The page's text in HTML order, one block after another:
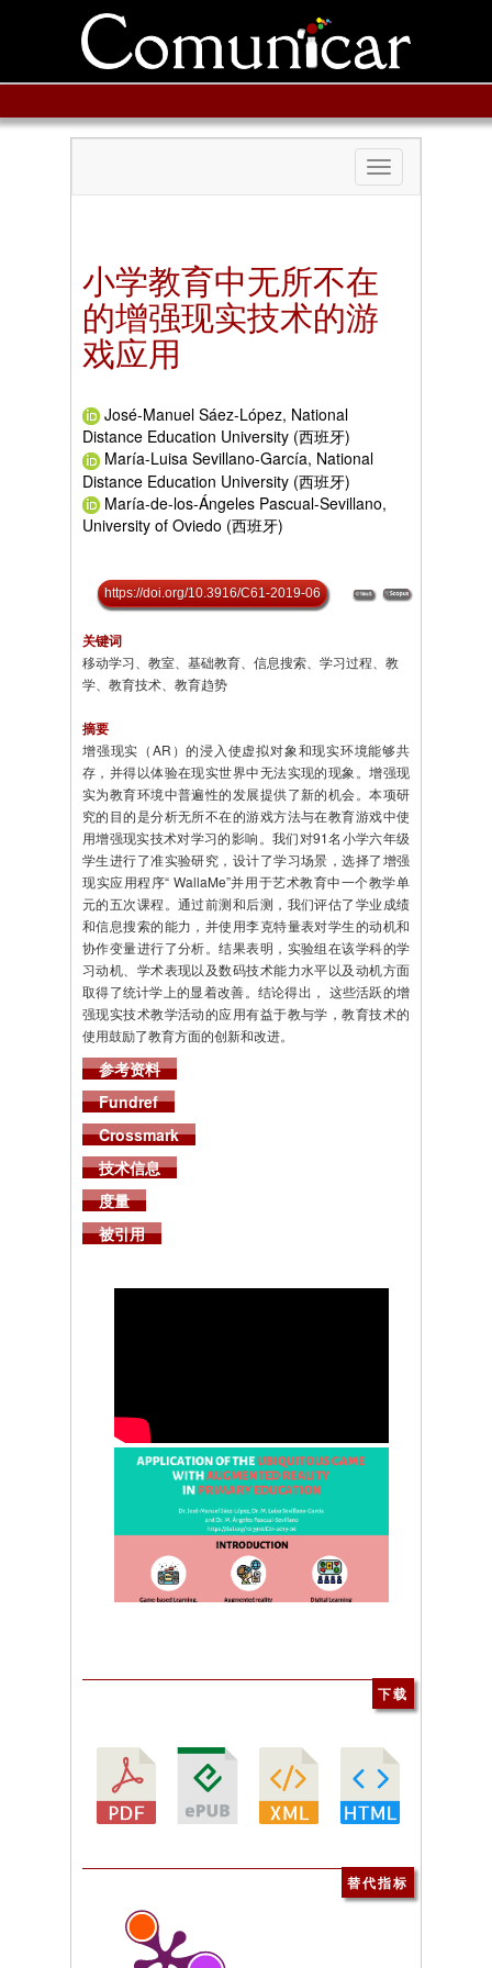
Toggle
navigation
小学教育中无所不在
的增强现实技术的游
戏应用
José-Manuel Sáez-López, National
Distance Education University (西班牙)
María-Luisa Sevillano-García, National
Distance Education University (西班牙)
María-de-los-Ángeles Pascual-Sevillano,
University of Oviedo (西班牙)
https://doi.org/10.3916/C61-2019-06
关键词
移动学习、教室、基础教育、信息搜索、学习过程、教
学、教育技术、教育趋势
摘要
增强现实（AR）的浸入使虚拟对象和现实环境能够共
存，并得以体验在现实世界中无法实现的现象。增强现
实为教育环境中普遍性的发展提供了新的机会。本项研
究的目的是分析无所不在的游戏方法与在教育游戏中使
用增强现实技术对学习的影响。我们对91名小学六年级
学生进行了准实验研究，设计了学习场景，选择了增强
现实应用程序“ WallaMe”并用于艺术教育中一个教学单
元的五次课程。通过前测和后测，我们评估了学业成绩
和信息搜索的能力，并使用李克特量表对学生的动机和
协作变量进行了分析。结果表明，实验组在该学科的学
习动机、学术表现以及数码技术能力水平以及动机方面
取得了统计学上的显着改善。结论得出， 这些活跃的增
强现实技术教学活动的应用有益于教与学，教育技术的
使用鼓励了教育方面的创新和改进。
参考资料
Fundref
Crossmark
技术信息
度量
被引用
下载
替代指标